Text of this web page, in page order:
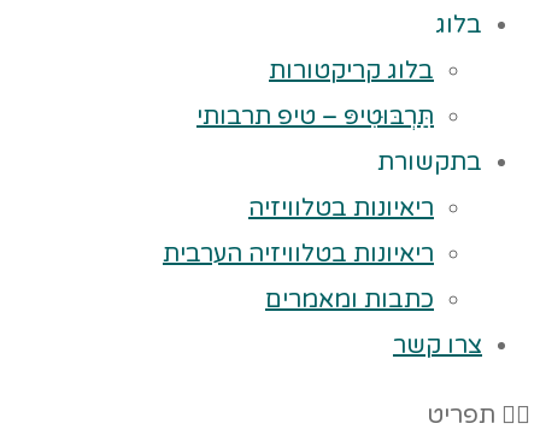
בלוג
בלוג קריקטורות
תַּרְבּוּטִיפּ – טיפ תרבותי
בתקשורת
ריאיונות בטלוויזיה
ריאיונות בטלוויזיה הערבית
כתבות ומאמרים
צרו קשר
תפריט